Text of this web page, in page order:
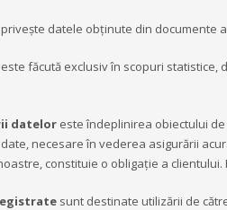
datele obținute din documente
făcută exclusiv în scopuri
datelor este îndeplinirea obiectului
necesare în vederea asigurării
constituie o obligație a
sunt destinate utilizării de